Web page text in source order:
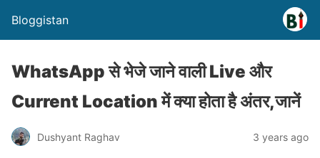
Bloggistan
WhatsApp से भेजे जाने वाली Live और
Current Location में क्या होता है अंतर,जानें
Dushyant Raghav 3 years ago